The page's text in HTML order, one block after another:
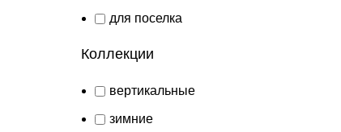
для поселка
Коллекции
вертикальные
зимние